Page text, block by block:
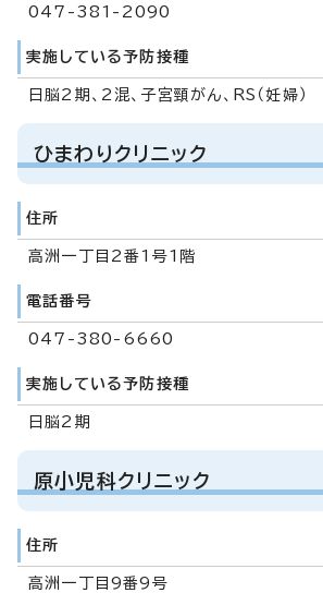
047-381-2090
実施している予防接種
日脳2期、2混、子宮頸がん、RS（妊婦）
ひまわりクリニック
住所
高洲一丁目2番1号1階
電話番号
047-380-6660
実施している予防接種
日脳2期
原小児科クリニック
住所
高洲一丁目9番9号